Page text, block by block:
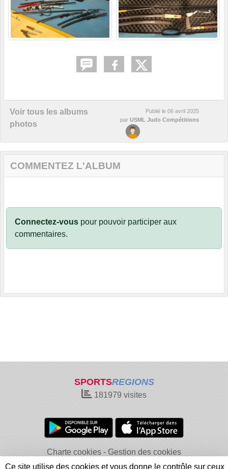
Voir tous les albums
photos
Publié le 06 avril 2025
par USML Judo Compétitions
COMMENTEZ L'ALBUM
Connectez-vous pour pouvoir participer aux
commentaires.
SPORTSREGIONS
181979 visites
Charte cookies
Gestion des cookies
Informations légales
Signaler un contenu inapproprié
Ce site utilise des cookies et vous donne le contrôle sur ceux